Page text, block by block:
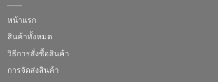
หน้าแรก
สินค้าทั้งหมด
วิธีการสั่งซื้อสินค้า
การจัดส่งสินค้า